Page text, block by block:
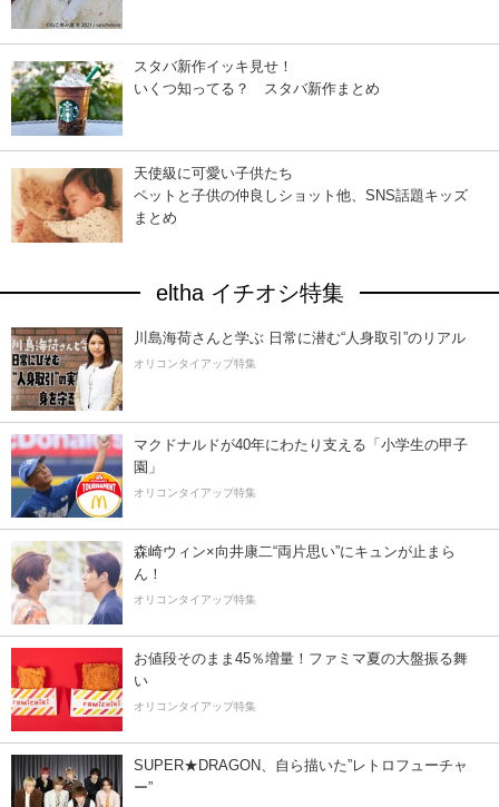
スタバ新作イッキ見せ！
いくつ知ってる？ スタバ新作まとめ
天使級に可愛い子供たち
ペットと子供の仲良しショット他、SNS話題キッズ
まとめ
eltha イチオシ特集
川島海荷さんと学ぶ 日常に潜む“人身取引”のリアル
オリコンタイアップ特集
マクドナルドが40年にわたり支える「小学生の甲子
園」
オリコンタイアップ特集
森崎ウィン×向井康二“両片思い”にキュンが止まら
ん！
オリコンタイアップ特集
お値段そのまま45％増量！ファミマ夏の大盤振る舞
い
オリコンタイアップ特集
SUPER★DRAGON、自ら描いた”レトロフューチャ
ー”